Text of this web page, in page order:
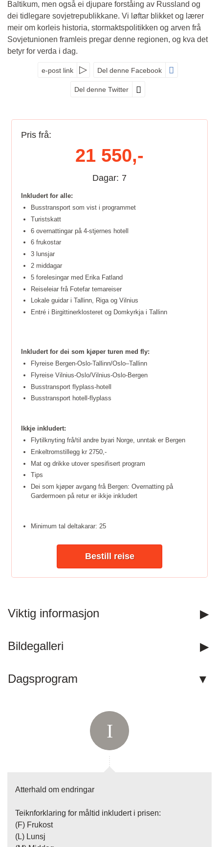
Baltikum, men også ei djupare forståing av Russland og
dei tidlegare sovjetrepublikkane. Vi løftar blikket og lærer
meir om korleis historia, stormaktspolitikken og arven frå
Sovjetunionen framleis pregar denne regionen, og kva det
betyr for verda i dag.
e-post link Del denne Facebook
Del denne Twitter
Pris frå:
21 550,-
Dagar: 7
Inkludert for alle:
Busstransport som vist i programmet
Turistskatt
6 overnattingar på 4-stjernes hotell
6 frukostar
3 lunsjar
2 middagar
5 forelesingar med Erika Fatland
Reiseleiar frå Fotefar temareiser
Lokale guidar i Tallinn, Riga og Vilnius
Entré i Birgittinerklosteret og Domkyrkja i Tallinn
Inkludert for dei som kjøper turen med fly:
Flyreise Bergen-Oslo-Tallinn/Oslo–Tallinn
Flyreise Vilnius-Oslo/Vilnius-Oslo-Bergen
Busstransport flyplass-hotell
Busstransport hotell-flyplass
Ikkje inkludert:
Flytilknyting frå/til andre byari Norge, unntak er Bergen
Enkeltromstillegg kr 2750,-
Mat og drikke utover spesifisert program
Tips
Dei som kjøper avgang frå Bergen: Overnatting på
Gardermoen på retur er ikkje inkludert
Minimum tal deltakarar: 25
Bestill reise
Fotefar Temareiser AS
Sognefjordvegen 40
6863Leikanger
Viktig informasjon
Bildegalleri
Dagsprogram
Atterhald om endringar
Teiknforklaring for måltid inkludert i prisen:
(F) Frukost
(L) Lunsj